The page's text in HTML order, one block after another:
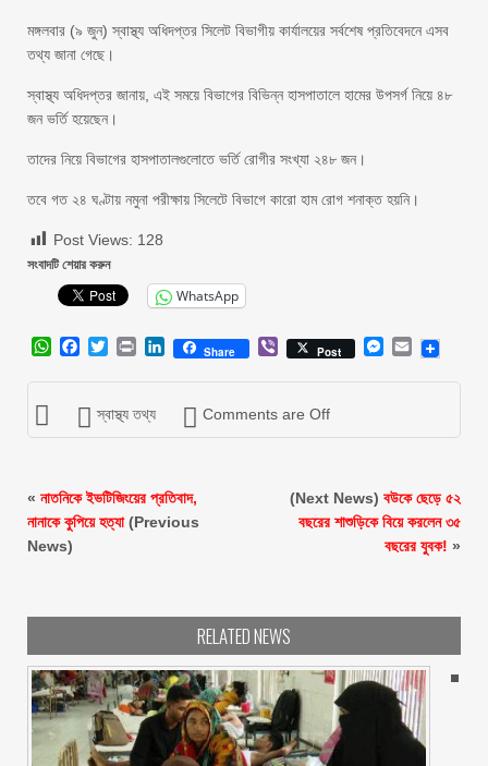
মঙ্গলবার (৯ জুন) স্বাস্থ্য অধিদপ্তর সিলেট বিভাগীয় কার্যালয়ের সর্বশেষ প্রতিবেদনে এসব
তথ্য জানা গেছে।
স্বাস্থ্য অধিদপ্তর জানায়, এই সময়ে বিভাগের বিভিন্ন হাসপাতালে হামের উপসর্গ নিয়ে ৪৮
জন ভর্তি হয়েছেন।
তাদের নিয়ে বিভাগের হাসপাতালগুলোতে ভর্তি রোগীর সংখ্যা ২৪৮ জন।
তবে গত ২৪ ঘণ্টায় নমুনা পরীক্ষায় সিলেটে বিভাগে কারো হাম রোগ শনাক্ত হয়নি।
Post Views: 128
সংবাদটি শেয়ার করুন
WhatsApp
WhatsApp
Facebook
Twitter
Print LinkedIn
Share ViberPost Messenger
Email
স্বাস্থ্য তথ্য Comments are Off
« নাতনিকে ইভটিজিংয়ের প্রতিবাদ,
নানাকে কুপিয়ে হত্যা(Previous
News)
(Next News) বউকে ছেড়ে ৫২
বছরের শাশুড়িকে বিয়ে করলেন ৩৫
বছরের যুবক! »
RELATED NEWS